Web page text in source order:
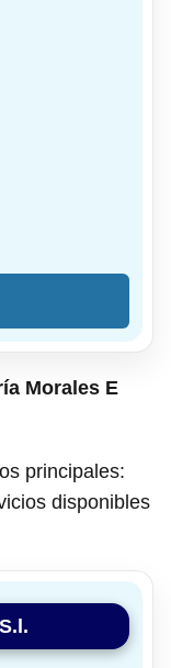
Morales E
principales:
disponibles